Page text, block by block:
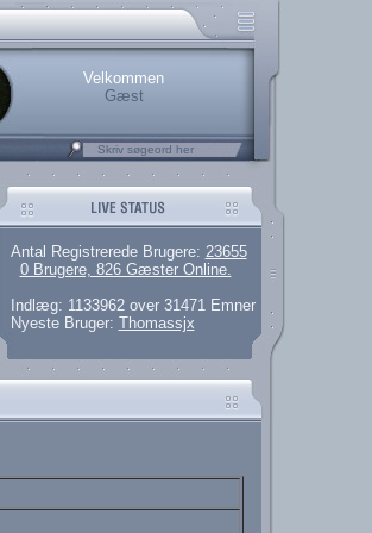
brugere
artikler og 135 guides
her.
Velkommen
Gæst
Antal Registrerede Brugere: 23655
0 Brugere, 826 Gæster Online.
Indlæg: 1133962 over 31471 Emner
Nyeste Bruger: Thomassjx